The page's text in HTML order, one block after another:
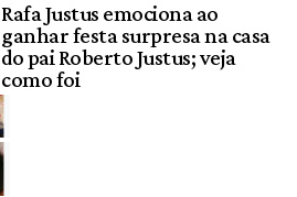
Rafa Justus emociona ao
ganhar festa surpresa na casa
do pai Roberto Justus; veja
como foi